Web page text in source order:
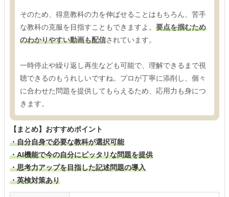
そのため、得意教科の力を伸ばせることはもちろん、苦手
な教科の克服を目指すこともできますよ。 要点を掴むため
のわかりやすい動画も配信されています。
一時停止や繰り返し再生なども可能で、理解できるまで視
聴できるのもうれしいですね。プロが丁寧に添削し、個々
に合わせた問題を提供してもらえるため、応用力も身につ
きます。
【まとめ】おすすめポイント
・自分自身で必要な教科が選択可能
・AI機能で今の自分にピッタリな問題を提供
・思考力アップを目指した記述問題の導入
・英検対策あり